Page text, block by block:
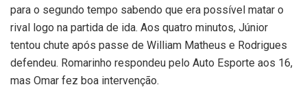
para o segundo tempo sabendo que era possível matar o
rival logo na partida de ida. Aos quatro minutos, Júnior
tentou chute após passe de William Matheus e Rodrigues
defendeu. Romarinho respondeu pelo Auto Esporte aos 16,
mas Omar fez boa intervenção.